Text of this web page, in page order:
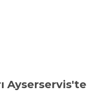
Ayserservis'te